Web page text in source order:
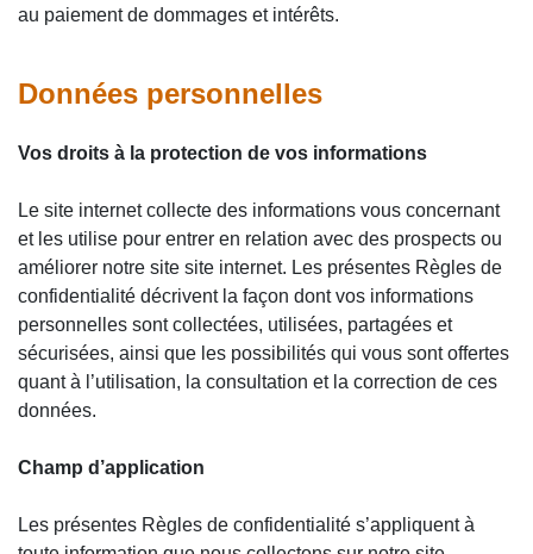
au paiement de dommages et intérêts.
Données personnelles
Vos droits à la protection de vos informations
Le site internet collecte des informations vous concernant
et les utilise pour entrer en relation avec des prospects ou
améliorer notre site site internet. Les présentes Règles de
confidentialité décrivent la façon dont vos informations
personnelles sont collectées, utilisées, partagées et
sécurisées, ainsi que les possibilités qui vous sont offertes
quant à l’utilisation, la consultation et la correction de ces
données.
Champ d’application
Les présentes Règles de confidentialité s’appliquent à